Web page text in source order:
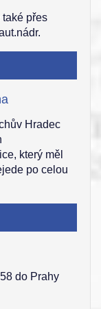
přes
Hradec
který měl
po celou
do Prahy